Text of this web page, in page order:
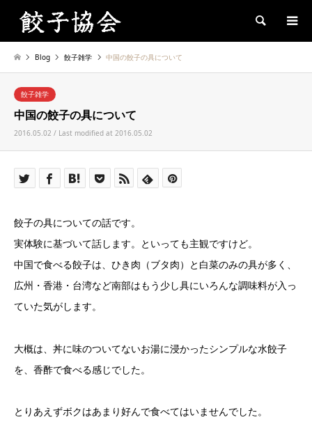
Search
Blog 餃子雑学 中国の餃子の具について
餃子雑学
中国の餃子の具について
2016.05.02 / Last modified at 2016.05.02
餃子の具についての話です。
実体験に基づいて話します。といっても主観ですけど。
中国で食べる餃子は、ひき肉（ブタ肉）と白菜のみの具が多く、
広州・香港・台湾など南部はもう少し具にいろんな調味料が入っ
ていた気がします。
大概は、丼に味のついてないお湯に浸かったシンプルな水餃子
を、香酢で食べる感じでした。
とりあえずボクはあまり好んで食べてはいませんでした。